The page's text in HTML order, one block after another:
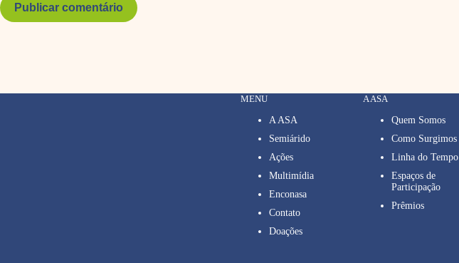
Publicar comentário
MENU
A ASA
Semiárido
Ações
Multimídia
Enconasa
Contato
Doações
A ASA
Quem Somos
Como Surgimos
Linha do Tempo
Espaços de
Participação
Prêmios